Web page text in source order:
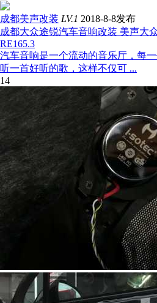
成都美声改装 LV.1 2018-8-8发布
成都大众途锐汽车音响改装 美声大
RE165.3
汽车音响是一个流动的音乐厅，每
听一首好听的歌，这样不仅可 ...
14